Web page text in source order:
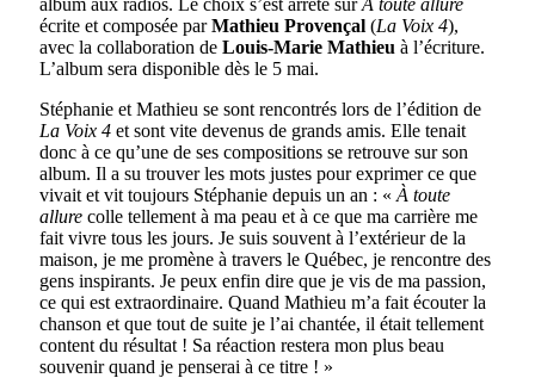
écrite et composée parMathieu Provençal (La Voix 4),
avec la collaboration de Louis-Marie Mathieu à l’écriture.
L’album sera disponible dès le 5 mai.
Stéphanie et Mathieu se sont rencontrés lors de l’édition de
La Voix 4 et sont vite devenus de grands amis. Elle tenait
donc à ce qu’une de ses compositions se retrouve sur son
album. Il a su trouver les mots justes pour exprimer ce que
vivait et vit toujours Stéphanie depuis un an : « À toute
allure colle tellement à ma peau et à ce que ma carrière me
fait vivre tous les jours. Je suis souvent à l’extérieur de la
maison, je me promène à travers le Québec, je rencontre des
gens inspirants. Je peux enfin dire que je vis de ma passion,
ce qui est extraordinaire. Quand Mathieu m’a fait écouter la
chanson et que tout de suite je l’ai chantée, il était tellement
content du résultat ! Sa réaction restera mon plus beau
souvenir quand je penserai à ce titre ! »